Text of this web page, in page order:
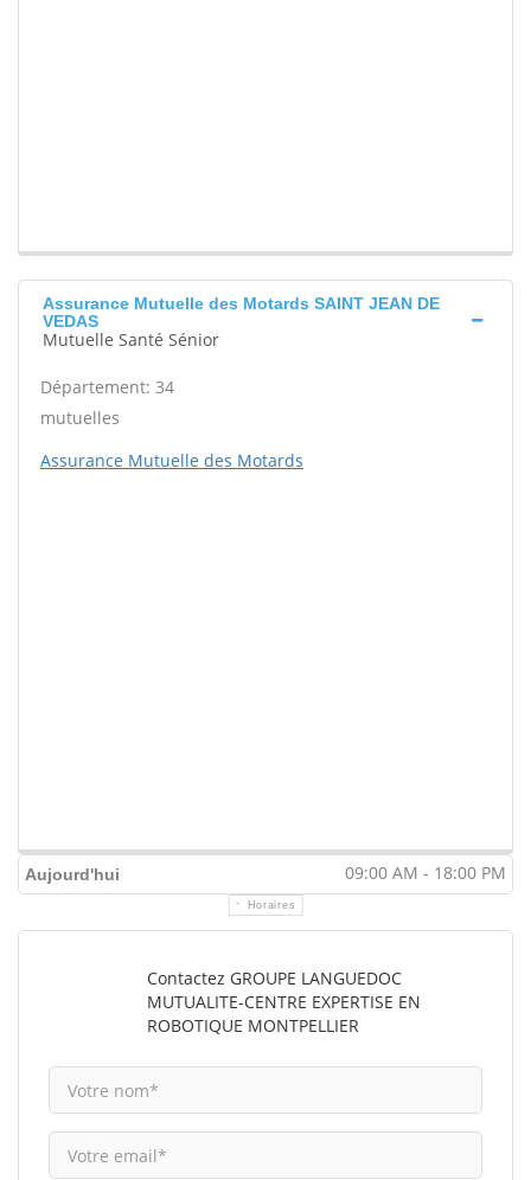
Assurance Mutuelle des Motards SAINT JEAN DE
VEDAS
Mutuelle Santé Sénior
Département: 34
mutuelles
Assurance Mutuelle des Motards
Aujourd'hui 09:00 AM - 18:00 PM
Horaires
Contactez GROUPE LANGUEDOC
MUTUALITE-CENTRE EXPERTISE EN
ROBOTIQUE MONTPELLIER